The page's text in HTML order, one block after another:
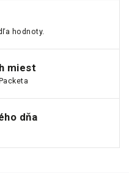
hodnoty.
miest
dňa